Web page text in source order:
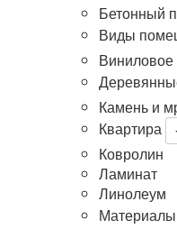
Бетонный
Виды
Камень и
Квартира
Ковролин
Ламинат
Линолеум
Материалы